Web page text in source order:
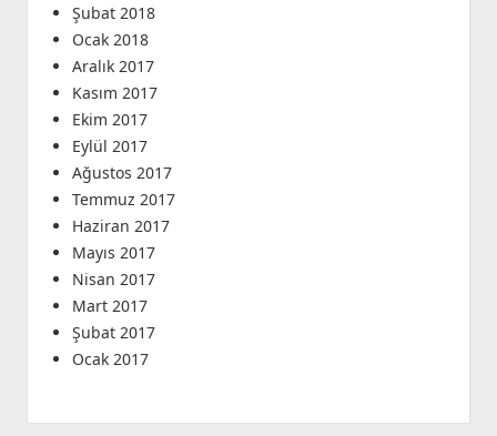
Şubat 2018
Ocak 2018
Aralık 2017
Kasım 2017
Ekim 2017
Eylül 2017
Ağustos 2017
Temmuz 2017
Haziran 2017
Mayıs 2017
Nisan 2017
Mart 2017
Şubat 2017
Ocak 2017